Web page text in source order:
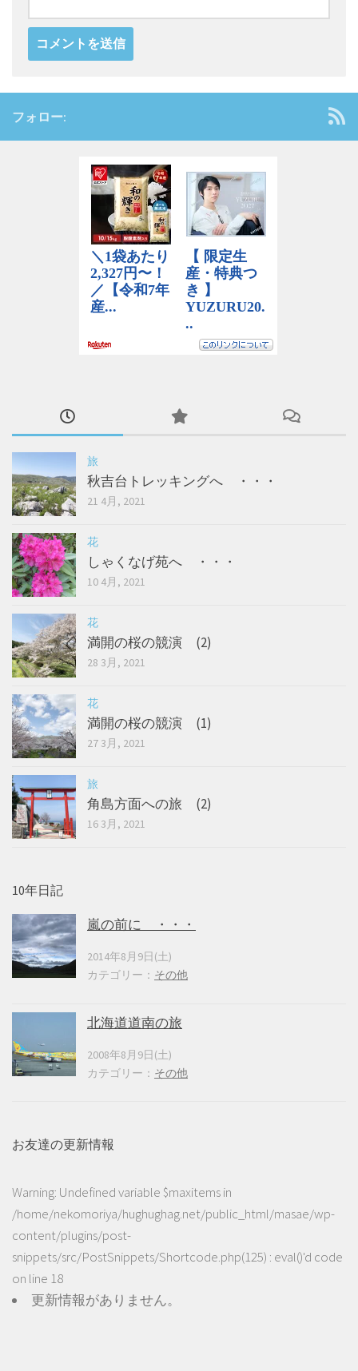
フォロー:
旅
秋吉台トレッキングへ ・・・
21 4月, 2021
花
しゃくなげ苑へ ・・・
10 4月, 2021
花
満開の桜の競演 (2)
28 3月, 2021
花
満開の桜の競演 (1)
27 3月, 2021
旅
角島方面への旅 (2)
16 3月, 2021
10年日記
嵐の前に ・・・
2014年8月9日(土)
カテゴリー： その他
北海道道南の旅
2008年8月9日(土)
カテゴリー： その他
お友達の更新情報
Warning: Undefined variable $maxitems in
/home/nekomoriya/hughughag.net/public_html/masae/wp-
content/plugins/post-
snippets/src/PostSnippets/Shortcode.php(125) : eval()'d code
on line 18
更新情報がありません。